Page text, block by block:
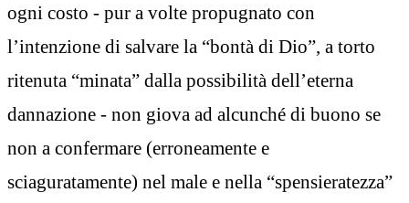
ogni costo - pur a volte propugnato con
l’intenzione di salvare la “bontà di Dio”, a torto
ritenuta “minata” dalla possibilità dell’eterna
dannazione - non giova ad alcunché di buono se
non a confermare (erroneamente e
sciaguratamente) nel male e nella “spensieratezza”